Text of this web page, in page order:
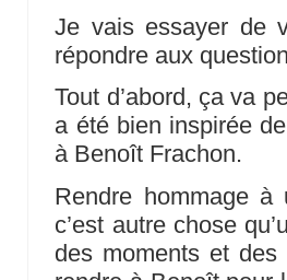
Je vais essayer de
répondre aux
Tout d’abord, ça va
a été bien inspirée
à Benoît Frachon.
Rendre hommage
c’est autre chose
des moments et des